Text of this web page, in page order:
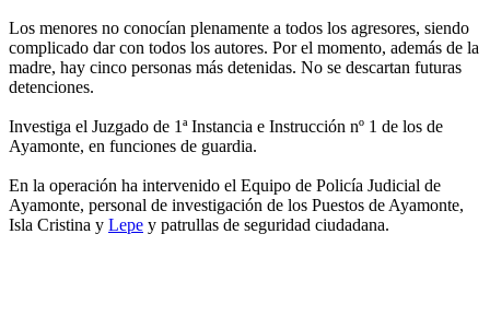
Los menores no conocían plenamente a todos los agresores, siendo
complicado dar con todos los autores. Por el momento, además de la
madre, hay cinco personas más detenidas. No se descartan futuras
detenciones.
Investiga el Juzgado de 1ª Instancia e Instrucción nº 1 de los de
Ayamonte, en funciones de guardia.
En la operación ha intervenido el Equipo de Policía Judicial de
Ayamonte, personal de investigación de los Puestos de Ayamonte,
Isla Cristina y Lepe y patrullas de seguridad ciudadana.